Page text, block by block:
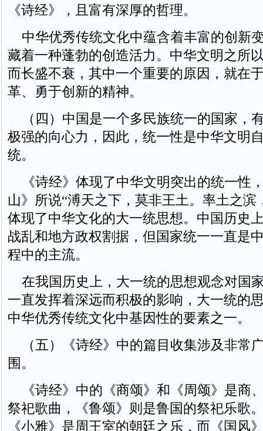
《诗经》，且富有深厚的哲理。
中华优秀传统文化中蕴含着丰富的创新
藏着一种蓬勃的创造活力。中华文明之所
而长盛不衰，其中一个重要的原因，就在
革、勇于创新的精神。
（四）中国是一个多民族统一的国家，
极强的向心力，因此，统一性是中华文明
统。
《诗经》体现了中华文明突出的统一性
山》所说“溥天之下，莫非王土。率土之滨
体现了中华文化的大一统思想。中国历史
战乱和地方政权割据，但国家统一一直是
程中的主流。
在我国历史上，大一统的思想观念对国
一直发挥着深远而积极的影响，大一统的
中华优秀传统文化中基因性的要素之一。
（五）《诗经》中的篇目收集涉及非常
围。
《诗经》中的《商颂》和《周颂》是商
祭祀歌曲，《鲁颂》则是鲁国的祭祀乐歌
《小雅》是周王室的朝廷之乐，而《国风